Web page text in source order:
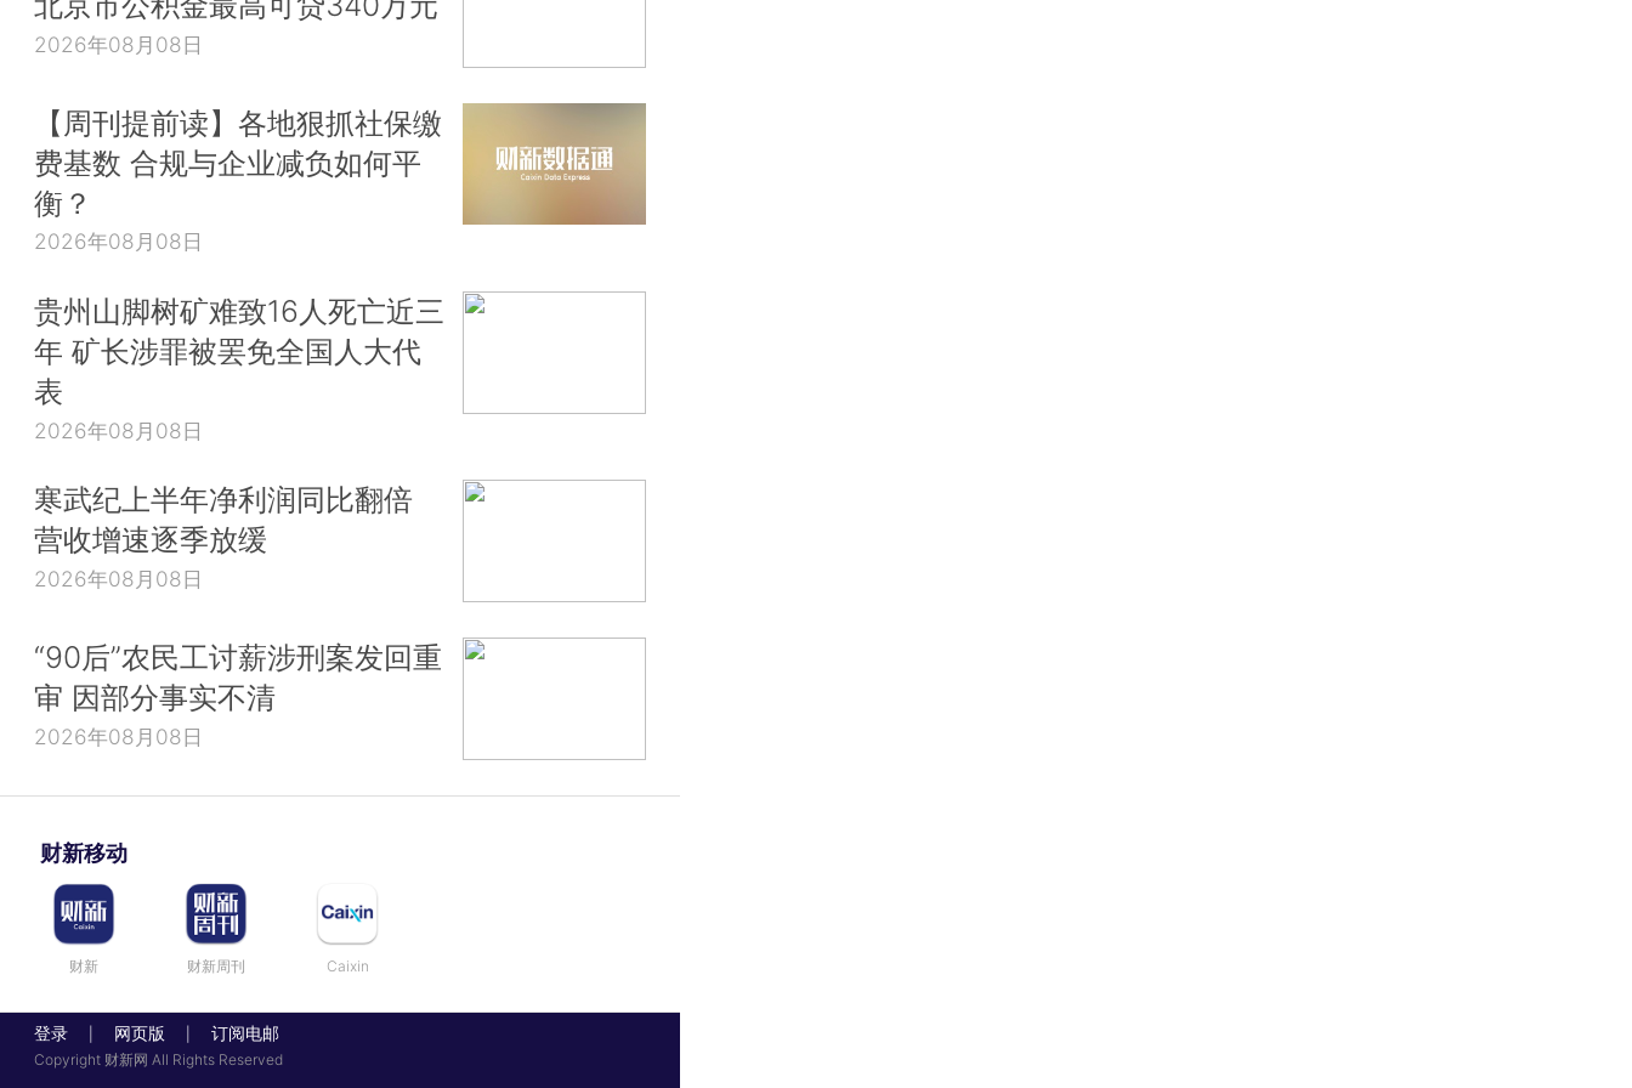
2026年08月08日
【周刊提前读】各地狠抓社保缴
费基数 合规与企业减负如何平
衡？
2026年08月08日
贵州山脚树矿难致16人死亡近三
年 矿长涉罪被罢免全国人大代
表
2026年08月08日
寒武纪上半年净利润同比翻倍
营收增速逐季放缓
2026年08月08日
“90后”农民工讨薪涉刑案发回重
审 因部分事实不清
2026年08月08日
财新移动
财新 财新周刊 Caixin
登录 网页版 订阅电邮
Copyright 财新网 All Rights Reserved